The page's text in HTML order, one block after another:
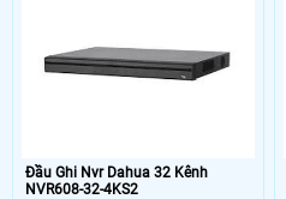
tiền của người tiêu dùng.
Đầu Ghi Nvr Dahua 32 Kênh
NVR608-32-4KS2